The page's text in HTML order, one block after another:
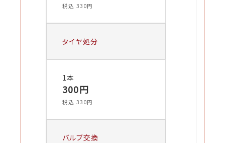
税込 330円
タイヤ処分
1本
300円
税込 330円
バルブ交換